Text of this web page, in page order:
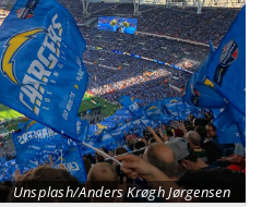
Unsplash/Anders Krøgh Jørgensen